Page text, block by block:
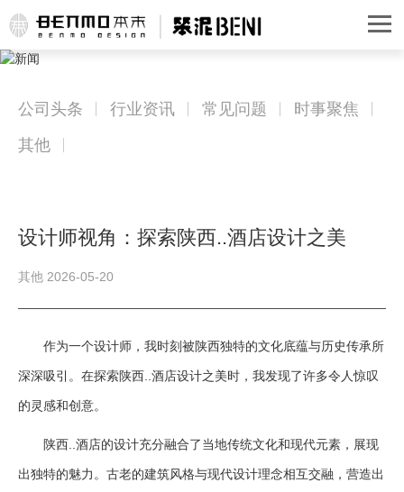
公司头条 行业资讯 常见问题
时事聚焦
其他
设计师视角：探索陕西..酒店设计之美
其他 2026-05-20
作为一个设计师，我时刻被陕西独特的文化底蕴与历史传承所
深深吸引。在探索陕西..酒店设计之美时，我发现了许多令人惊叹
的灵感和创意。
陕西..酒店的设计充分融合了当地传统文化和现代元素，展现
出独特的魅力。古老的建筑风格与现代设计理念相互交融，营造出